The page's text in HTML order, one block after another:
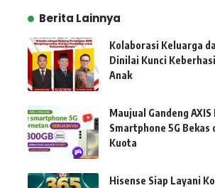
Berita Lainnya
Kolaborasi Keluarga
Dinilai Kunci
Anak
Maujual Gandeng
Smartphone 5G Bekas
Kuota
Hisense Siap Layani